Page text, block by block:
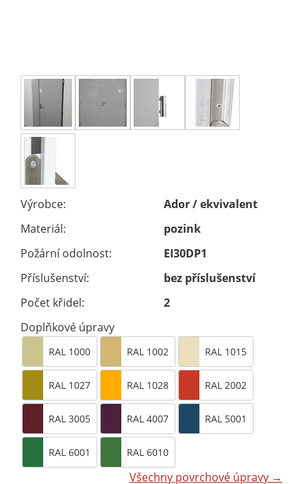
Výrobce:
Ador / ekvivalent
Materiál:
pozink
Požární odolnost:
EI30DP1
Příslušenství:
bez příslušenství
Počet křidel:
2
Doplňkové úpravy
RAL 1000 RAL 1002 RAL 1015
RAL 1027 RAL 1028 RAL 2002
RAL 3005 RAL 4007 RAL 5001
RAL 6001 RAL 6010
Všechny povrchové úpravy →